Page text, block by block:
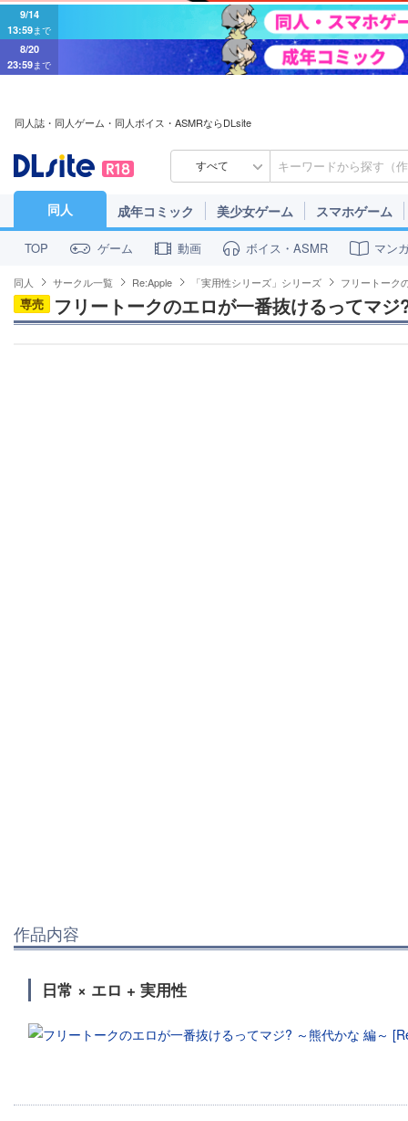
9/14
13:59まで
8/20
23:59まで
同人誌・同人ゲーム・同人ボイス・ASMRならDLsite
すべて
同人 成年コミック 美少女ゲーム スマホゲーム
TOP ゲーム 動画 ボイス・ASMR マン
同人 サークル一覧 Re:Apple 「実用性シリーズ」シリーズ フリートーク
専売 フリートークのエロが一番抜けるってマ
作品内容
日常 × エロ + 実用性